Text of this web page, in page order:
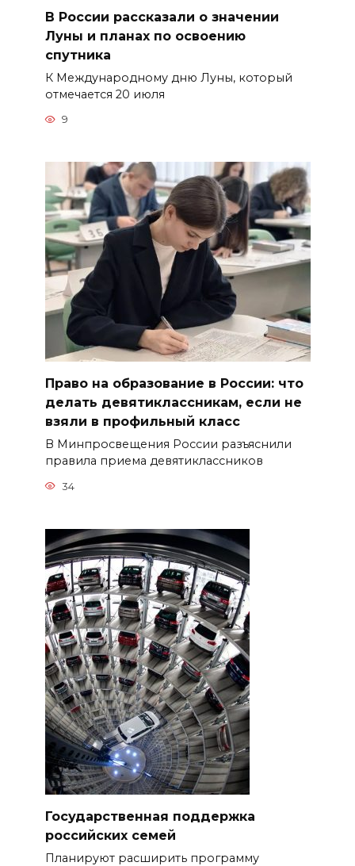
В России рассказали о значении
Луны и планах по освоению
спутника
К Международному дню Луны, который
отмечается 20 июля
9
Право на образование в России: что
делать девятиклассникам, если не
взяли в профильный класс
В Минпросвещения России разъяснили
правила приема девятиклассников
34
Государственная поддержка
российских семей
Планируют расширить программу